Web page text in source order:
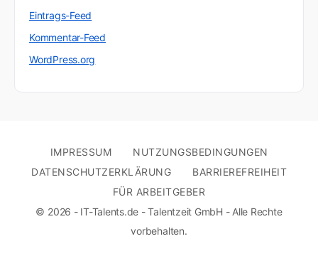
Eintrags-Feed
Kommentar-Feed
WordPress.org
IMPRESSUM
NUTZUNGSBEDINGUNGEN
DATENSCHUTZERKLÄRUNG
BARRIEREFREIHEIT
FÜR ARBEITGEBER
© 2026 - IT-Talents.de - Talentzeit GmbH - Alle Rechte
vorbehalten.